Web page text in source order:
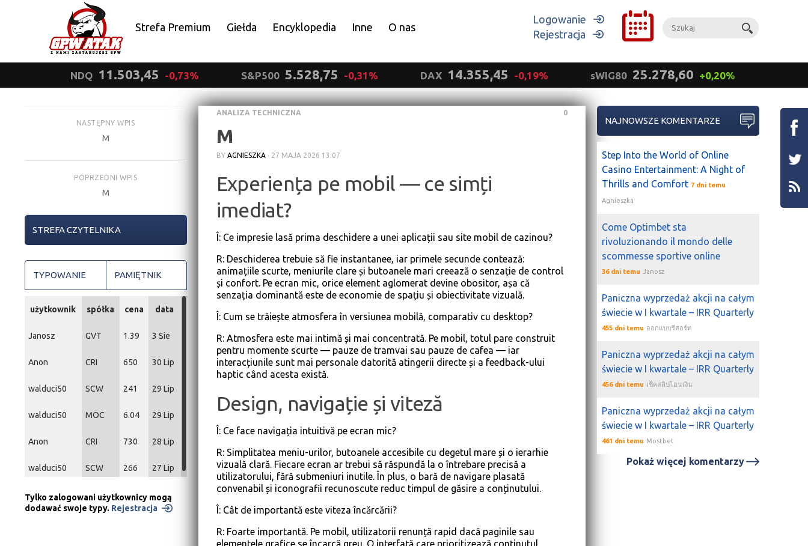
Strefa Premium Giełda Encyklopedia Inne O nas
Logowanie
Rejestracja
NDQ 11.503,45 -0,73% S&P500 5.528,75 -0,31% DAX 14.355,45 -0,19% sWIG80 25.278,60 +0,20%
ANALIZA TECHNICZNA 0
M
BY AGNIESZKA · 27 MAJA 2026 13:07
Experiența pe mobil — ce simți
imediat?
Î: Ce impresie lasă prima deschidere a unei aplicații sau site mobil de cazinou?
R: Deschiderea trebuie să fie instantanee, iar primele secunde contează:
animațiile scurte, meniurile clare și butoanele mari creează o senzație de control
și confort. Pe ecran mic, orice element aglomerat devine obositor, așa că
senzația dominantă este de economie de spațiu și obiectivitate vizuală.
Î: Cum se trăiește atmosfera în versiunea mobilă, comparativ cu desktop?
R: Atmosfera este mai intimă și mai concentrată. Pe mobil, totul pare construit
pentru momente scurte — pauze de tramvai sau pauze de cafea — iar
interacțiunile sunt mai personale datorită atingerii directe și a feedback-ului
haptic când acesta există.
Design, navigație și viteză
Î: Ce face navigația intuitivă pe ecran mic?
R: Simplitatea meniu-urilor, butoanele accesibile cu degetul mare și o ierarhie
vizuală clară. Fiecare ecran ar trebui să răspundă la o întrebare precisă a
utilizatorului, fără submeniuri inutile. În plus, o bară de navigare plasată
convenabil și iconografii recunoscute reduc timpul de găsire a conținutului.
Î: Cât de importantă este viteza încărcării?
R: Foarte importantă. Pe mobil, utilizatorii renunță rapid dacă paginile sau
elementele grafice se încarcă greu. O interfață care prioritizează conținutul
NASTĘPNY WPIS
M
POPRZEDNI WPIS
M
STREFA CZYTELNIKA
TYPOWANIE PAMIĘTNIK
użytkownik spółka cena data
Janosz GVT 1.39 3 Sie
Anon CRI 650 30 Lip
walduci50 SCW 241 29 Lip
walduci50 MOC 6.04 29 Lip
Anon CRI 730 28 Lip
walduci50 SCW 266 27 Lip
Tylko zalogowani użytkownicy mogą
dodawać swoje typy. Rejestracja
NAJNOWSZE KOMENTARZE
Step Into the World of Online
Casino Entertainment: A Night of
Thrills and Comfort 7 dni temu
Agnieszka
Come Optimbet sta
rivoluzionando il mondo delle
scommesse sportive online
36 dni temu Janosz
Paniczna wyprzedaż akcji na całym
świecie w I kwartale – IRR Quarterly
455 dni temu ออกแบบรีสอร์ท
Paniczna wyprzedaż akcji na całym
świecie w I kwartale – IRR Quarterly
456 dni temu เช็คสลิปโอนเงิน
Paniczna wyprzedaż akcji na całym
świecie w I kwartale – IRR Quarterly
461 dni temu Mostbet
Pokaż więcej komentarzy